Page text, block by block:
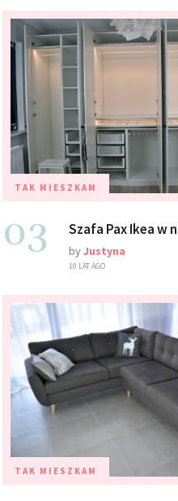
TAK MIESZKAM
03 Szafa Pax Ikea w
byJustyna
10 LAT AGO
TAK MIESZKAM